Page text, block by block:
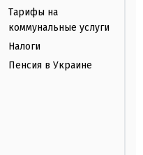
Тарифы на
коммунальные услуги
Налоги
Пенсия в Украине